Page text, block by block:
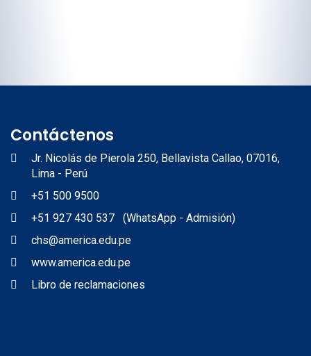
Contáctenos
Jr. Nicolás de Pierola 250, Bellavista Callao, 07016,
Lima - Perú
+51 500 9500
+51 927 430 537 (WhatsApp - Admisión)
chs@america.edu.pe
www.america.edu.pe
Libro de reclamaciones